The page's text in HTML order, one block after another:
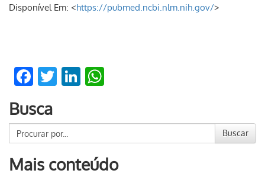
Disponível Em: <https://pubmed.ncbi.nlm.nih.gov/>
Facebook
TwitterLinkedIn
Busca
Buscar
Mais conteúdo